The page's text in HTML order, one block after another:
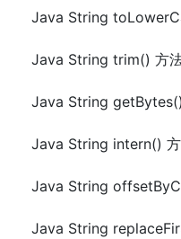
Java String
Java String trim() 方
Java String
Java String intern()
Java String
Java String